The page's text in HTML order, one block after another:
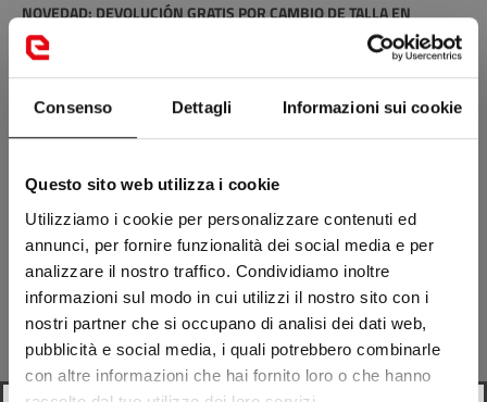
Consenso Dettagli Informazioni sui cookie
Questo sito web utilizza i cookie
Utilizziamo i cookie per personalizzare contenuti ed
annunci, per fornire funzionalità dei social media e per
analizzare il nostro traffico. Condividiamo inoltre
informazioni sul modo in cui utilizzi il nostro sito con i
nostri partner che si occupano di analisi dei dati web,
pubblicità e social media, i quali potrebbero combinarle
con altre informazioni che hai fornito loro o che hanno
NOVEDAD: DEVOLUCIÓN GRATIS POR CAMBIO DE TALLA EN
CALZADO
¿No encuentras lo que buscas?
Visita la tienda más cercana
Descripción
Composición
Envío
Repuestos